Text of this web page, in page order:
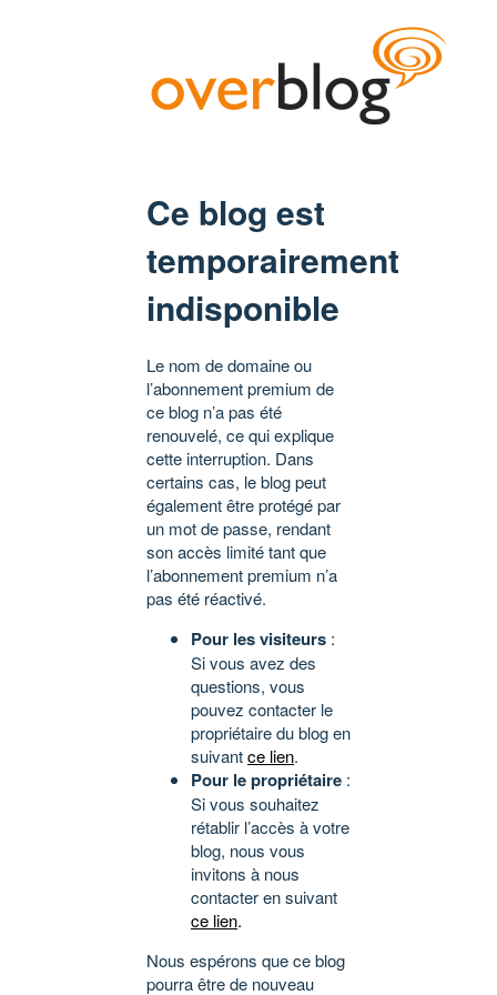
Ce blog est
temporairement
indisponible
Le nom de domaine ou
l’abonnement premium de
ce blog n’a pas été
renouvelé, ce qui explique
cette interruption. Dans
certains cas, le blog peut
également être protégé par
un mot de passe, rendant
son accès limité tant que
l’abonnement premium n’a
pas été réactivé.
Pour les visiteurs :
Si vous avez des
questions, vous
pouvez contacter le
propriétaire du blog en
suivantce lien.
Pour le propriétaire :
Si vous souhaitez
rétablir l’accès à votre
blog, nous vous
invitons à nous
contacter en suivant
ce lien.
Nous espérons que ce blog
pourra être de nouveau